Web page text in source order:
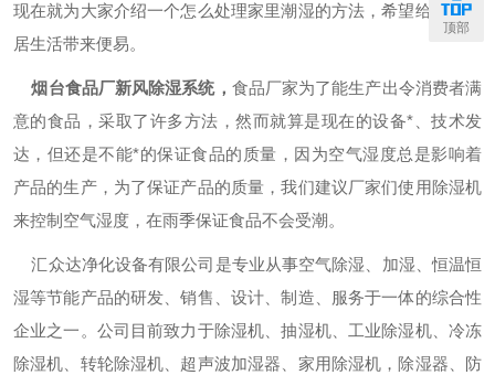
现在就为大家介绍一个怎么处理家里潮湿的方法，希望给你的家
居生活带来便易。
烟台食品厂新风除湿系统， 食品厂家为了能生产出令消费者满
意的食品，采取了许多方法，然而就算是现在的设备*、技术发
达，但还是不能*的保证食品的质量，因为空气湿度总是影响着
产品的生产，为了保证产品的质量，我们建议厂家们使用除湿机
来控制空气湿度，在雨季保证食品不会受潮。
汇众达净化设备有限公司是专业从事空气除湿、加湿、恒温恒
湿等节能产品的研发、销售、设计、制造、服务于一体的综合性
企业之一。公司目前致力于除湿机、抽湿机、工业除湿机、冷冻
除湿机、转轮除湿机、超声波加湿器、家用除湿机，除湿器、防
顶部